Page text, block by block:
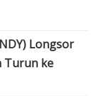
Longsor
Turun ke